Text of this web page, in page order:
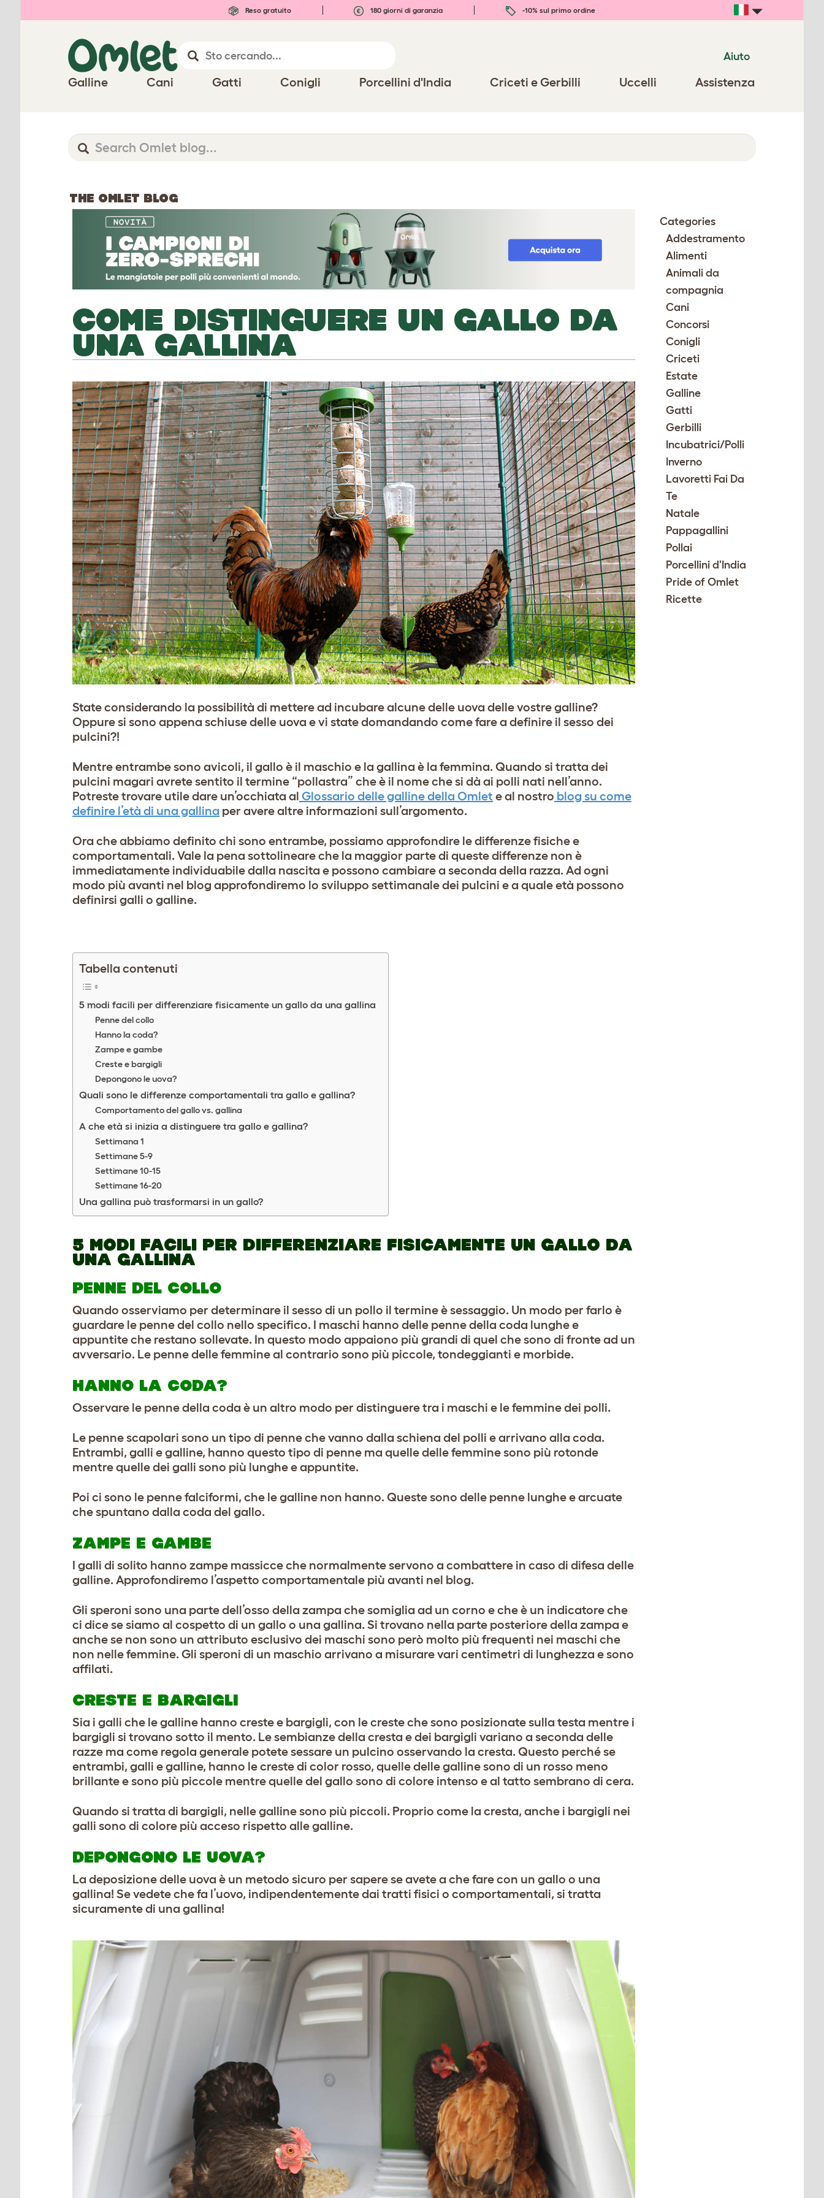
Reso gratuito 180 giorni di garanzia -10% sul primo ordine
Aiuto
Galline Cani Gatti Conigli Porcellini d'India Criceti e Gerbilli Uccelli Assistenza
THE OMLET BLOG
COME DISTINGUERE UN GALLO DA
UNA GALLINA
State considerando la possibilità di mettere ad incubare alcune delle uova delle vostre galline?
Oppure si sono appena schiuse delle uova e vi state domandando come fare a definire il sesso dei
pulcini?!
Mentre entrambe sono avicoli, il gallo è il maschio e la gallina è la femmina. Quando si tratta dei
pulcini magari avrete sentito il termine “pollastra” che è il nome che si dà ai polli nati nell’anno.
Potreste trovare utile dare un’occhiata al Glossario delle galline della Omlet e al nostro blog su come
definire l’età di una gallina per avere altre informazioni sull’argomento.
Ora che abbiamo definito chi sono entrambe, possiamo approfondire le differenze fisiche e
comportamentali. Vale la pena sottolineare che la maggior parte di queste differenze non è
immediatamente individuabile dalla nascita e possono cambiare a seconda della razza. Ad ogni
modo più avanti nel blog approfondiremo lo sviluppo settimanale dei pulcini e a quale età possono
definirsi galli o galline.
Tabella contenuti
5 modi facili per differenziare fisicamente un gallo da una gallina
Penne del collo
Hanno la coda?
Zampe e gambe
Creste e bargigli
Depongono le uova?
Quali sono le differenze comportamentali tra gallo e gallina?
Comportamento del gallo vs. gallina
A che età si inizia a distinguere tra gallo e gallina?
Settimana 1
Settimane 5-9
Settimane 10-15
Settimane 16-20
Una gallina può trasformarsi in un gallo?
5 MODI FACILI PER DIFFERENZIARE FISICAMENTE UN GALLO DA
UNA GALLINA
PENNE DEL COLLO
Quando osserviamo per determinare il sesso di un pollo il termine è sessaggio. Un modo per farlo è
guardare le penne del collo nello specifico. I maschi hanno delle penne della coda lunghe e
appuntite che restano sollevate. In questo modo appaiono più grandi di quel che sono di fronte ad un
avversario. Le penne delle femmine al contrario sono più piccole, tondeggianti e morbide.
HANNO LA CODA?
Osservare le penne della coda è un altro modo per distinguere tra i maschi e le femmine dei polli.
Le penne scapolari sono un tipo di penne che vanno dalla schiena del polli e arrivano alla coda.
Entrambi, galli e galline, hanno questo tipo di penne ma quelle delle femmine sono più rotonde
mentre quelle dei galli sono più lunghe e appuntite.
Poi ci sono le penne falciformi, che le galline non hanno. Queste sono delle penne lunghe e arcuate
che spuntano dalla coda del gallo.
ZAMPE E GAMBE
I galli di solito hanno zampe massicce che normalmente servono a combattere in caso di difesa delle
galline. Approfondiremo l’aspetto comportamentale più avanti nel blog.
Gli speroni sono una parte dell’osso della zampa che somiglia ad un corno e che è un indicatore che
ci dice se siamo al cospetto di un gallo o una gallina. Si trovano nella parte posteriore della zampa e
anche se non sono un attributo esclusivo dei maschi sono però molto più frequenti nei maschi che
non nelle femmine. Gli speroni di un maschio arrivano a misurare vari centimetri di lunghezza e sono
affilati.
CRESTE E BARGIGLI
Sia i galli che le galline hanno creste e bargigli, con le creste che sono posizionate sulla testa mentre i
bargigli si trovano sotto il mento. Le sembianze della cresta e dei bargigli variano a seconda delle
razze ma come regola generale potete sessare un pulcino osservando la cresta. Questo perché se
entrambi, galli e galline, hanno le creste di color rosso, quelle delle galline sono di un rosso meno
brillante e sono più piccole mentre quelle del gallo sono di colore intenso e al tatto sembrano di cera.
Quando si tratta di bargigli, nelle galline sono più piccoli. Proprio come la cresta, anche i bargigli nei
galli sono di colore più acceso rispetto alle galline.
DEPONGONO LE UOVA?
La deposizione delle uova è un metodo sicuro per sapere se avete a che fare con un gallo o una
gallina! Se vedete che fa l’uovo, indipendentemente dai tratti fisici o comportamentali, si tratta
sicuramente di una gallina!
Categories
Addestramento
Alimenti
Animali da
compagnia
Cani
Concorsi
Conigli
Criceti
Estate
Galline
Gatti
Gerbilli
Incubatrici/Polli
Inverno
Lavoretti Fai Da
Te
Natale
Pappagallini
Pollai
Porcellini d'India
Pride of Omlet
Ricette